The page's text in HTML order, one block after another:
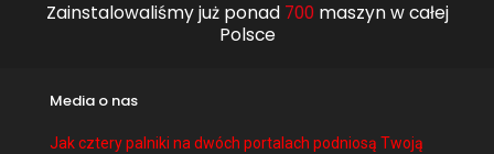
Zainstalowaliśmy już ponad 700 maszyn w całej
Polsce
Media o nas
Jak cztery palniki na dwóch portalach podniosą Twoją